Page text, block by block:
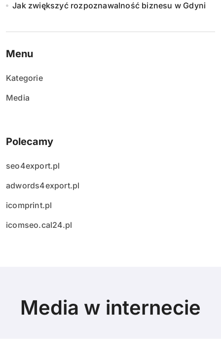
Jak zwiększyć rozpoznawalność biznesu w Gdyni
Menu
Kategorie
Media
Polecamy
seo4export.pl
adwords4export.pl
icomprint.pl
icomseo.cal24.pl
Media w internecie